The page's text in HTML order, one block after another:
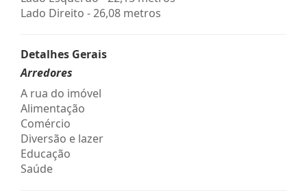
Lado Direito - 26,08 metros
Detalhes Gerais
Arredores
A rua do imóvel
Alimentação
Comércio
Diversão e lazer
Educação
Saúde